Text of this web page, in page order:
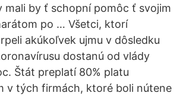
mali by ť schopní pomôc ť svojim
po … Všetci, ktorí
akúkoľvek ujmu v dôsledku
dostanú od vlády
Štát preplatí 80% platu
v tých firmách, ktoré boli nútene